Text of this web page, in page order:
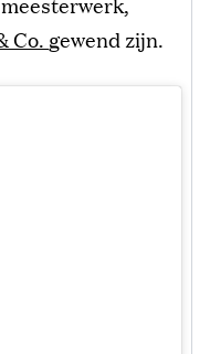
Co. gewend zijn.